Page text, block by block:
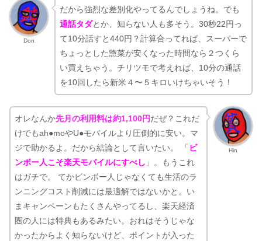
Don
だから強烈な差別化やってるんでしょうね。でも
通話タダとか、知らない人も多そう。30秒22円っ
て10分話すと440円？計算合ってれば、スーパーで
ちょっとした惣菜が安くなった時間なら２つくら
い買えちゃう。チリツモで考えれば、10分の通話
を10回したら新米４〜５キロいけちゃいそう！
Hin
オレなんか先月の利用料は約1,100円だぜ？これだ
けでもah●moやU●モバイルより圧倒的に安い。マ
ジで助かるよ。だから結論として言いたい。 「 ビ
ンボー人こそ楽天モバイルにすべし 」。もうこれ
はガチで。 てかビンボー人じゃなくても生活のラ
ンニングコスト削減には最適解ではないかと。い
まキャンペーンもたくさんやってるし、楽天経済
圏の人には特典もあるみたい。おれはそうじゃな
かったからよく知らないけど、ポイントが入った